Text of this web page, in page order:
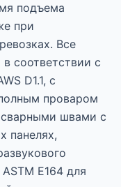
подъема
при
Все
соответствии с
D1.1, с
проваром
сварными швами с
панелях,
E164 для